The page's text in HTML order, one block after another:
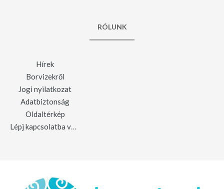
RÓLUNK
Hírek
Borvizekről
Jogi nyilatkozat
Adatbiztonság
Oldaltérkép
Lépj kapcsolatba velünk